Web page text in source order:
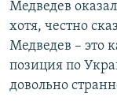
Медведев
хотя, честно
Медведев – это
позиция по
довольно